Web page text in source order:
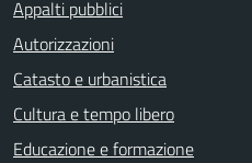
Appalti pubblici
Autorizzazioni
Catasto e urbanistica
Cultura e tempo libero
Educazione e formazione